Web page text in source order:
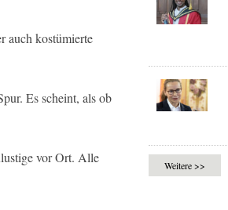
auch kostümierte
Es scheint, als ob
vor Ort. Alle
Weitere >>